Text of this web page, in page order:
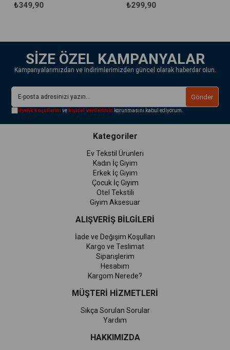
₺349,90 ₺299,90
SİZE ÖZEL KAMPANYALAR
Kampanyalarımızdan ve indirimlerimizden güncel olarak haberdar olun.
Gönder
Üyelik koşullarını ve kişisel verilerimin korunmasını kabul ediyorum.
Kategoriler
Ev Tekstil Ürünleri
Kadın İç Giyim
Erkek İç Giyim
Çocuk İç Giyim
Otel Tekstili
Giyim Aksesuar
ALIŞVERİŞ BİLGİLERİ
İade ve Değişim Koşulları
Kargo ve Teslimat
Siparişlerim
Hesabım
Kargom Nerede?
MÜŞTERİ HİZMETLERİ
Sıkça Sorulan Sorular
Yardım
HAKKIMIZDA